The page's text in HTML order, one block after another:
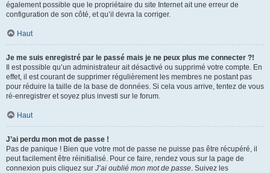
également possible que le propriétaire du site Internet ait une erreur de
configuration de son côté, et qu’il devra la corriger.
Haut
Je me suis enregistré par le passé mais je ne peux plus me connecter ?!
Il est possible qu’un administrateur ait désactivé ou supprimé votre compte. En
effet, il est courant de supprimer régulièrement les membres ne postant pas
pour réduire la taille de la base de données. Si cela vous arrive, tentez de vous
ré-enregistrer et soyez plus investi sur le forum.
Haut
J’ai perdu mon mot de passe !
Pas de panique ! Bien que votre mot de passe ne puisse pas être récupéré, il
peut facilement être réinitialisé. Pour ce faire, rendez vous sur la page de
connexion puis cliquez sur J’ai oublié mon mot de passe. Suivez les